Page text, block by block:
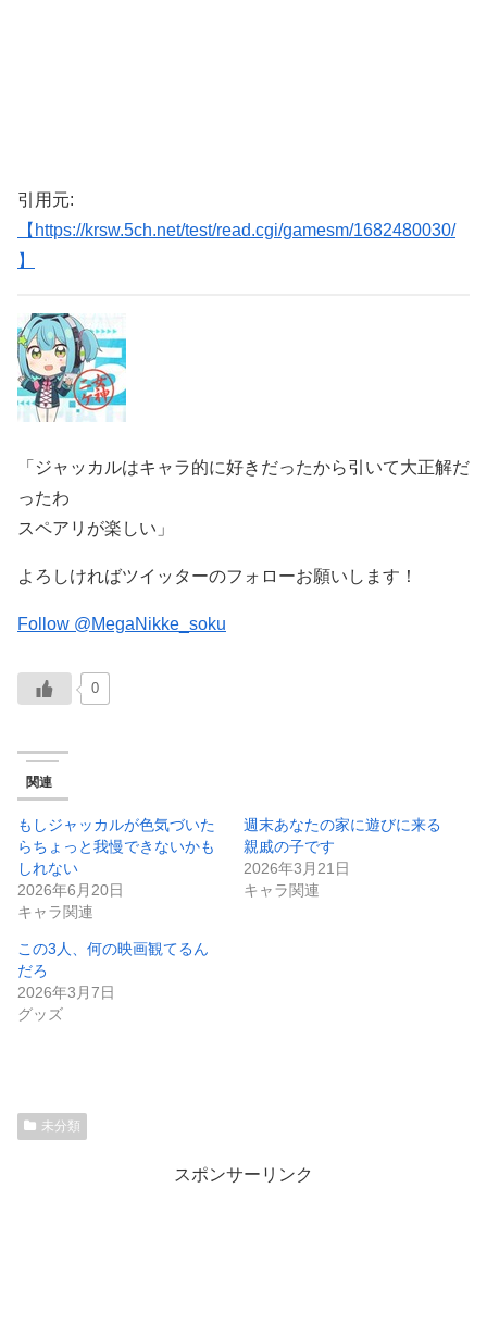
引用元:
【https://krsw.5ch.net/test/read.cgi/gamesm/1682480030/
】
「ジャッカルはキャラ的に好きだったから引いて大正解だ
ったわ
スペアリが楽しい」
よろしければツイッターのフォローお願いします！
Follow @MegaNikke_soku
0
関連
もしジャッカルが色気づいた
らちょっと我慢できないかも
しれない
2026年6月20日
キャラ関連
週末あなたの家に遊びに来る
親戚の子です
2026年3月21日
キャラ関連
この3人、何の映画観てるん
だろ
2026年3月7日
グッズ
未分類
スポンサーリンク